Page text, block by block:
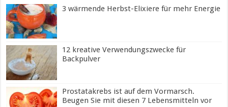
3 wärmende Herbst-Elixiere für mehr Energie
12 kreative Verwendungszwecke für
Backpulver
Prostatakrebs ist auf dem Vormarsch.
Beugen Sie mit diesen 7 Lebensmitteln vor